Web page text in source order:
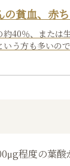
の貧血、赤
約40％、または
いう方も多いの
程度の葉